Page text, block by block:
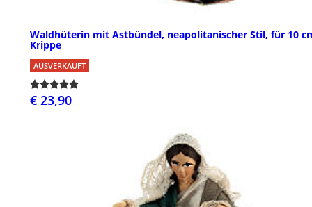
Waldhüterin mit Astbündel, neapolitanischer Stil, für 10
Krippe
AUSVERKAUFT
€ 23,90